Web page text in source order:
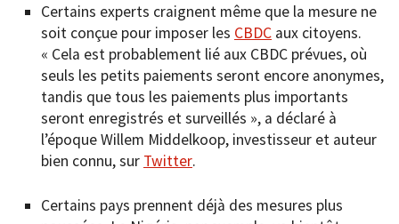
Certains experts craignent même que la mesure ne
soit conçue pour imposer les CBDC aux citoyens.
« Cela est probablement lié aux CBDC prévues, où
seuls les petits paiements seront encore anonymes,
tandis que tous les paiements plus importants
seront enregistrés et surveillés », a déclaré à
l’époque Willem Middelkoop, investisseur et auteur
bien connu, sur Twitter.
Certains pays prennent déjà des mesures plus